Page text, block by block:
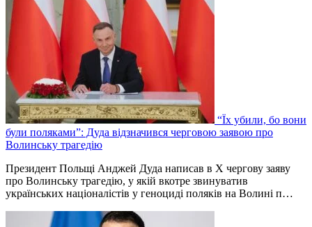
“Їх убили, бо вони
були поляками”: Дуда відзначився черговою заявою про
Волинську трагедію
Президент Польщі Анджей Дуда написав в Х чергову заяву
про Волинську трагедію, у якій вкотре звинуватив
українських націоналістів у геноциді поляків на Волині п…